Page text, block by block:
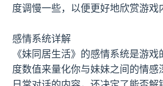
度调慢一些，以便更好地欣赏游戏
感情系统详解
《妹同居生活》的感情系统是游
度数值来量化你与妹妹之间的情